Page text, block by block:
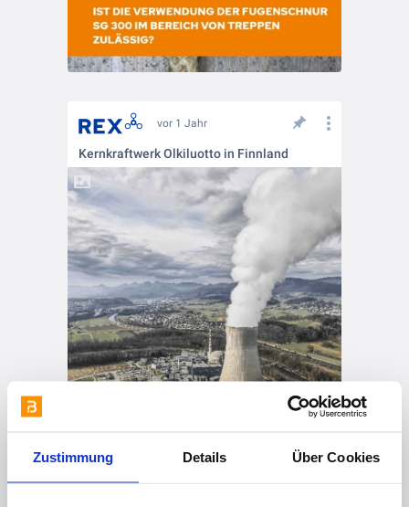
Zustimmung Details Über Cookies
vor 1 Jahr
Kernkraftwerk Olkiluotto in Finnland